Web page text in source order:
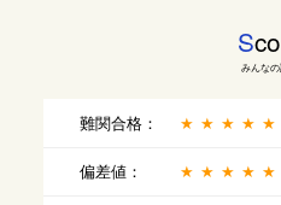
S
みんな
難関合格： ★★★★★
偏差値： ★★★★★